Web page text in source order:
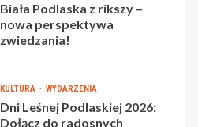
Biała Podlaska z rikszy –
nowa perspektywa
zwiedzania!
KULTURA WYDARZENIA
Dni Leśnej Podlaskiej 2026:
Dołącz do radosnych